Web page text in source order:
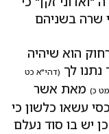
שרה בשניהם
הוא שיהיה
לך (דהי"א כט
כ) מאת אשר
עשאו כלשון כי
יש בו סוד נעלם